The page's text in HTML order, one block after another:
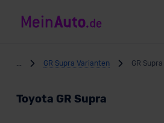
GR Supra Varianten GR Supra
Toyota GR Supra